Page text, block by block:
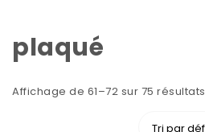
plaqué
Affichage de 61–72 sur 75 résultats